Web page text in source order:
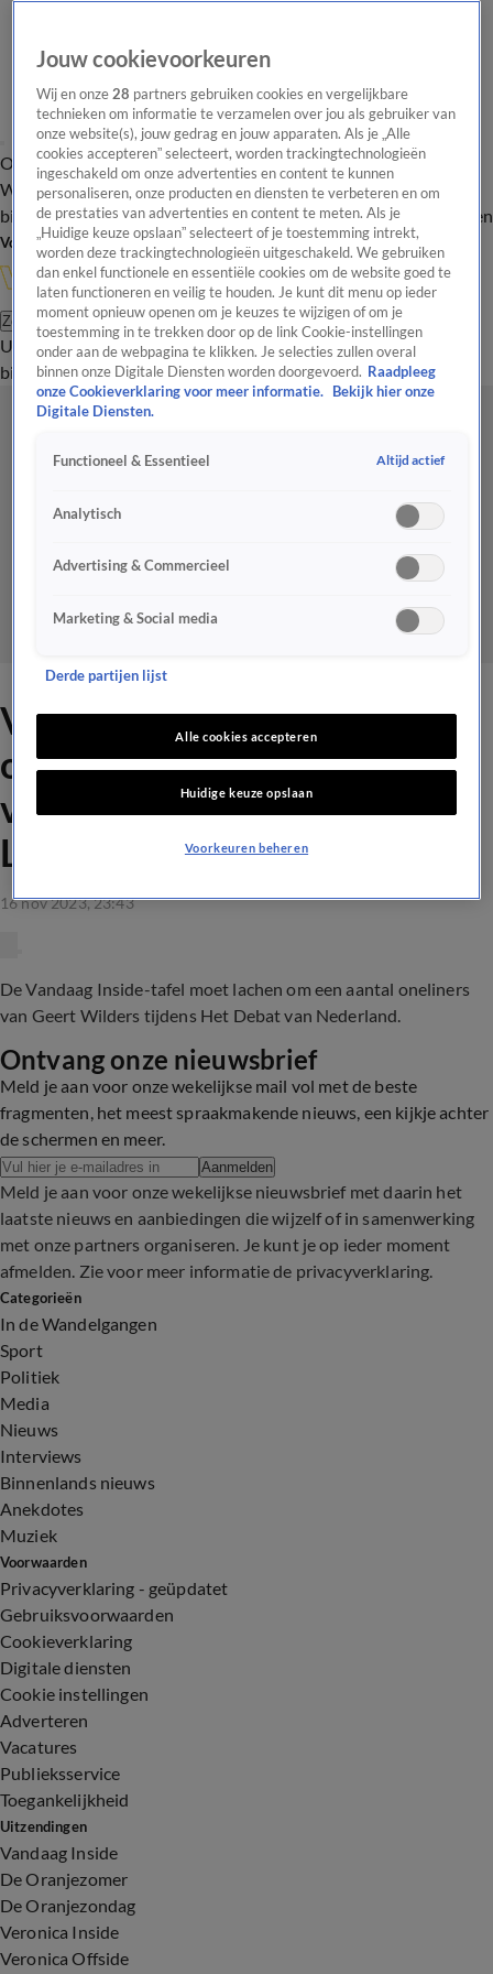
Overzicht Onze programma's Uitzendingen Onze gezichten
In de
WandelgangenInterviewsUitzending
bijwonenPodcastShopVeelgestelde vragenKijkersvraag insturen
Volg Vandaag Inside
Zoeken
UitzendingenVandaag InsideDe OranjezomerShopUitzending
bijwonen
Vandaag Inside-tafel lacht
om oneliners Wilders: 'Hij is
verbaal echt Champions
League'
16 nov 2023, 23:43
De Vandaag Inside-tafel moet lachen om een aantal oneliners
van Geert Wilders tijdens Het Debat van Nederland.
Ontvang onze nieuwsbrief
Meld je aan voor onze wekelijkse mail vol met de beste
fragmenten, het meest spraakmakende nieuws, een kijkje achter
de schermen en meer.
Aanmelden
Meld je aan voor onze wekelijkse nieuwsbrief met daarin het
laatste nieuws en aanbiedingen die wijzelf of in samenwerking
met onze partners organiseren. Je kunt je op ieder moment
afmelden. Zie voor meer informatie de privacyverklaring.
Categorieën
In de Wandelgangen
Sport
Politiek
Media
Nieuws
Interviews
Binnenlands nieuws
Anekdotes
Muziek
Voorwaarden
Privacyverklaring - geüpdatet
Gebruiksvoorwaarden
Cookieverklaring
Digitale diensten
Cookie instellingen
Adverteren
Vacatures
Publieksservice
Toegankelijkheid
Uitzendingen
Vandaag Inside
De Oranjezomer
De Oranjezondag
Veronica Inside
Veronica Offside
Jouw cookievoorkeuren
Wij en onze28 partners gebruiken cookies en vergelijkbare
technieken om informatie te verzamelen over jou als gebruiker van
onze website(s), jouw gedrag en jouw apparaten. Als je „Alle
cookies accepteren” selecteert, worden trackingtechnologieën
ingeschakeld om onze advertenties en content te kunnen
personaliseren, onze producten en diensten te verbeteren en om
de prestaties van advertenties en content te meten. Als je
„Huidige keuze opslaan” selecteert of je toestemming intrekt,
worden deze trackingtechnologieën uitgeschakeld. We gebruiken
dan enkel functionele en essentiële cookies om de website goed te
laten functioneren en veilig te houden. Je kunt dit menu op ieder
moment opnieuw openen om je keuzes te wijzigen of om je
toestemming in te trekken door op de link Cookie-instellingen
onder aan de webpagina te klikken. Je selecties zullen overal
binnen onze Digitale Diensten worden doorgevoerd. Raadpleeg
onze Cookieverklaring voor meer informatie.
Bekijk hier onze
Digitale Diensten.
Functioneel & Essentieel Altijd actief
Analytisch
Advertising & Commercieel
Marketing & Social media
Derde partijen lijst
Alle cookies accepteren
Huidige keuze opslaan
Voorkeuren beheren